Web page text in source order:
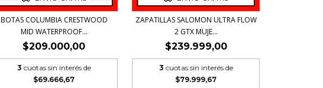
BOTAS COLUMBIA CRESTWOOD
MID WATERPROOF...
$209.000,00
3 cuotas sin interés de
$69.666,67
ZAPATILLAS SALOMON ULTRA FLOW
2 GTX MUJE...
$239.999,00
3 cuotas sin interés de
$79.999,67